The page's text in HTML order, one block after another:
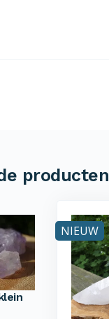
producten
NIEUW